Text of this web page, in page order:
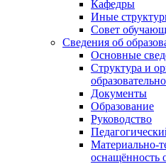
Кафедры
Иные
Совет
Сведения об
Основные
Структура и
Документы
Образование
Руководство
Материально-
оснащённость